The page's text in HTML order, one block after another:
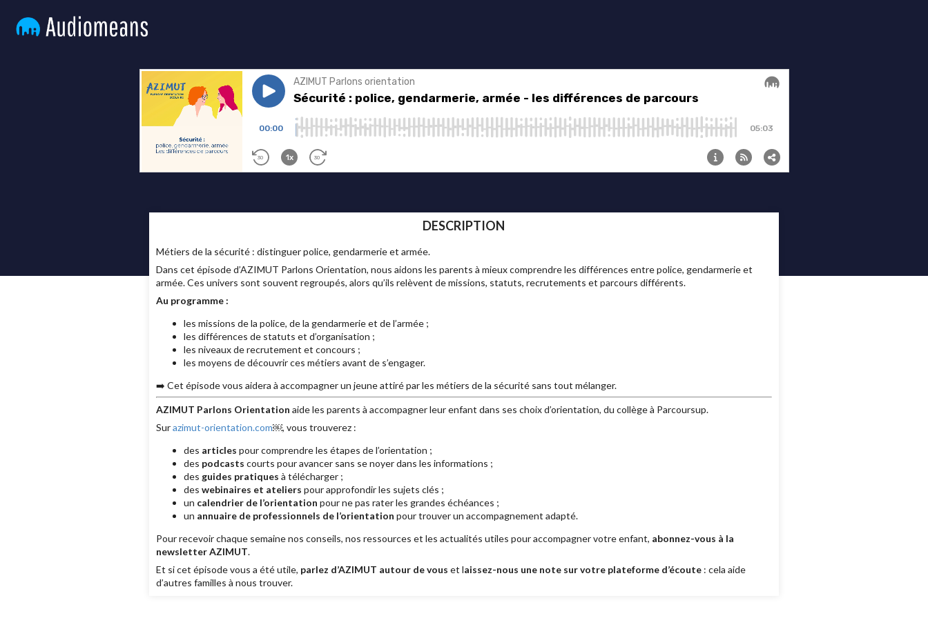
DESCRIPTION
Métiers de la sécurité : distinguer police, gendarmerie et armée.
Dans cet épisode d’AZIMUT Parlons Orientation, nous aidons les parents à mieux comprendre les différences entre police, gendarmerie et
armée. Ces univers sont souvent regroupés, alors qu’ils relèvent de missions, statuts, recrutements et parcours différents.
Au programme :
les missions de la police, de la gendarmerie et de l’armée ;
les différences de statuts et d’organisation ;
les niveaux de recrutement et concours ;
les moyens de découvrir ces métiers avant de s’engager.
➡️ Cet épisode vous aidera à accompagner un jeune attiré par les métiers de la sécurité sans tout mélanger.
AZIMUT Parlons Orientation aide les parents à accompagner leur enfant dans ses choix d’orientation, du collège à Parcoursup.
Surazimut-orientation.com￼, vous trouverez :
des articles pour comprendre les étapes de l’orientation ;
des podcasts courts pour avancer sans se noyer dans les informations ;
des guides pratiques à télécharger ;
des webinaires et ateliers pour approfondir les sujets clés ;
un calendrier de l’orientation pour ne pas rater les grandes échéances ;
un annuaire de professionnels de l’orientation pour trouver un accompagnement adapté.
Pour recevoir chaque semaine nos conseils, nos ressources et les actualités utiles pour accompagner votre enfant, abonnez-vous à la
newsletter AZIMUT.
Et si cet épisode vous a été utile, parlez d’AZIMUT autour de vous et laissez-nous une note sur votre plateforme d’écoute: cela aide
d’autres familles à nous trouver.